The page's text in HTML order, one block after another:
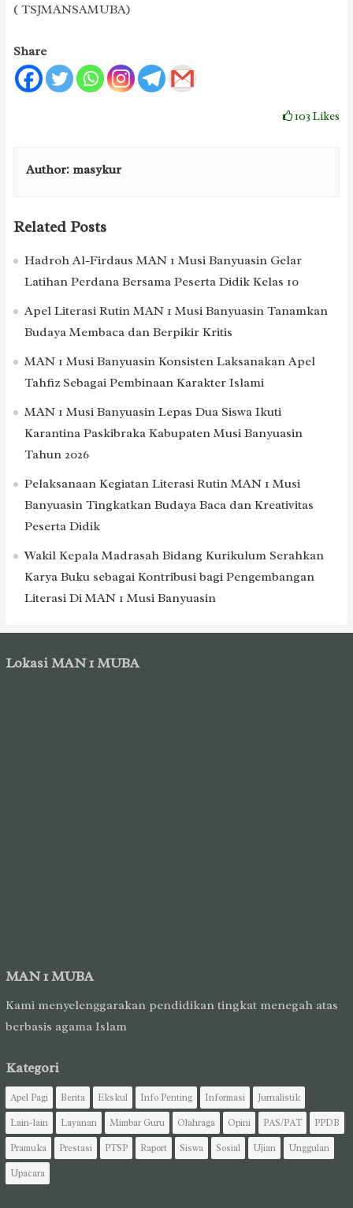
( TSJMANSAMUBA)
Share
103Likes
Author: masykur
Related Posts
Hadroh Al-Firdaus MAN 1 Musi Banyuasin Gelar
Latihan Perdana Bersama Peserta Didik Kelas 10
Apel Literasi Rutin MAN 1 Musi Banyuasin Tanamkan
Budaya Membaca dan Berpikir Kritis
MAN 1 Musi Banyuasin Konsisten Laksanakan Apel
Tahfiz Sebagai Pembinaan Karakter Islami
MAN 1 Musi Banyuasin Lepas Dua Siswa Ikuti
Karantina Paskibraka Kabupaten Musi Banyuasin
Tahun 2026
Pelaksanaan Kegiatan Literasi Rutin MAN 1 Musi
Banyuasin Tingkatkan Budaya Baca dan Kreativitas
Peserta Didik
Wakil Kepala Madrasah Bidang Kurikulum Serahkan
Karya Buku sebagai Kontribusi bagi Pengembangan
Literasi Di MAN 1 Musi Banyuasin
Lokasi MAN 1 MUBA
MAN 1 MUBA
Kami menyelenggarakan pendidikan tingkat menegah atas
berbasis agama Islam
Kategori
Apel Pagi Berita Ekskul Info Penting Informasi
Jurnalistik
Lain-lain
Layanan Mimbar Guru Olahraga Opini PAS/PAT
PPDB
Pramuka
Prestasi PTSP Raport Siswa Sosial Ujian
Unggulan
Upacara